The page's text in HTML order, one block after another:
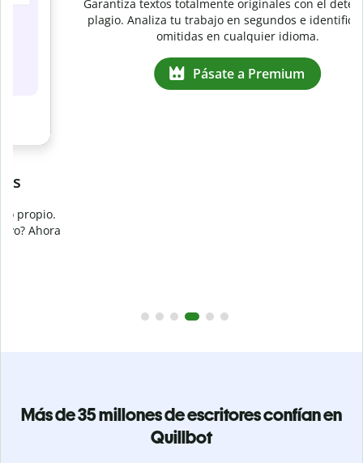
Garantiza textos totalmente originales con el detector de
plagio. Analiza tu trabajo en segundos e identifica citas
Más de 35 millones de escritores confían en
Quillbot